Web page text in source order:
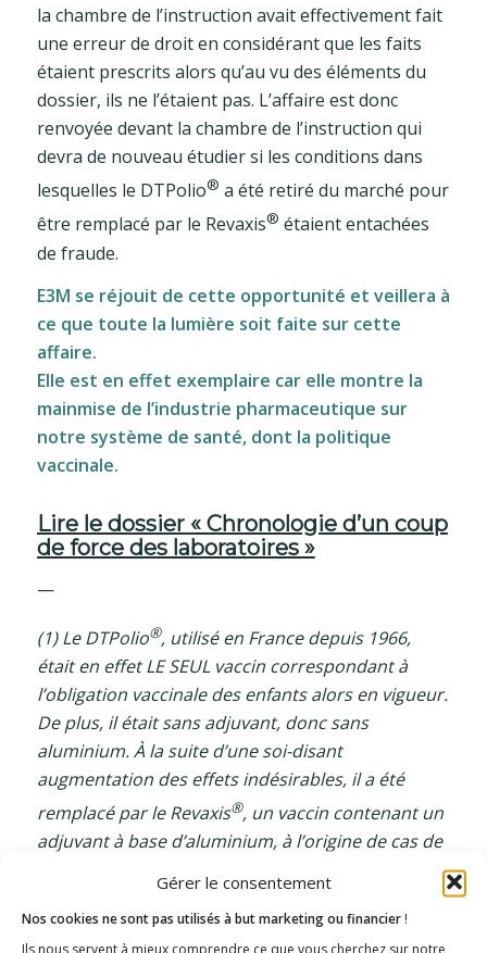
Gérer le consentement
Nos cookies ne sont pas utilisés à but marketing ou financier !
Ils nous servent à mieux comprendre ce que vous cherchez sur notre
la chambre de l’instruction avait effectivement fait
une erreur de droit en considérant que les faits
étaient prescrits alors qu’au vu des éléments du
dossier, ils ne l’étaient pas. L’affaire est donc
renvoyée devant la chambre de l’instruction qui
devra de nouveau étudier si les conditions dans
lesquelles le DTPolio® a été retiré du marché pour
être remplacé par le Revaxis® étaient entachées
de fraude.
E3M se réjouit de cette opportunité et veillera à
ce que toute la lumière soit faite sur cette
affaire.
Elle est en effet exemplaire car elle montre la
mainmise de l’industrie pharmaceutique sur
notre système de santé, dont la politique
vaccinale.
Lire le dossier « Chronologie d’un coup
de force des laboratoires »
—
(1) Le DTPolio®, utilisé en France depuis 1966,
était en effet LE SEUL vaccin correspondant à
l’obligation vaccinale des enfants alors en vigueur.
De plus, il était sans adjuvant, donc sans
aluminium. À la suite d’une soi-disant
augmentation des effets indésirables, il a été
remplacé par le Revaxis®, un vaccin contenant un
adjuvant à base d’aluminium, à l’origine de cas de
(2) Notons que le Conseil d’Etat reconnaît le lien
entre les vaccins contenant des sels d’aluminium